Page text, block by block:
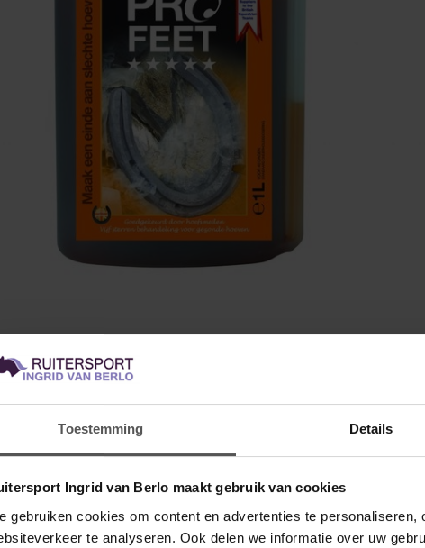
Toestemming Details
Ingrid van Berlo maakt gebruik van cookies
gebruiken cookies om content en advertenties te
te analyseren. Ook delen we informatie over uw
en door toonaangevende hoefsmeden goedgekeurd. PROFEET
bevordering van de kwaliteit van de hoefgroei en draagt bij aan de
hoeven. Geen separaat toegediende voedingsstof werkt optimaal en dit
erkend wordt als de sleutel tot nutritionele ondersteuning voor de hoeven.
van biotine in combinatie met andere belangrijke voedingsstoffen
zink, vitaminecomplexen en mineralen. Uniek: PROFEET bevat een
gezondheid van de hoeven en de vacht te ondersteunen door middel van